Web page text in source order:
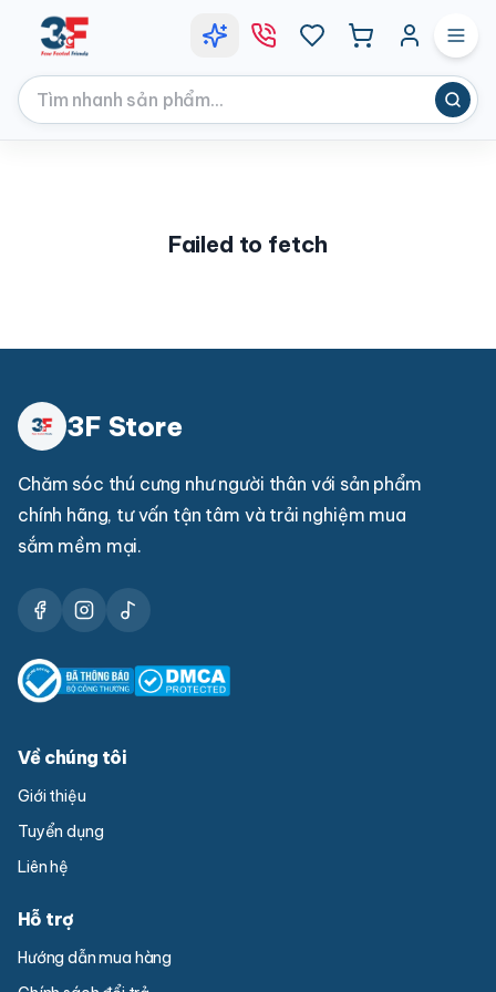
Failed to fetch
3F Store
Chăm sóc thú cưng như người thân với sản phẩm
chính hãng, tư vấn tận tâm và trải nghiệm mua
sắm mềm mại.
Về chúng tôi
Giới thiệu
Tuyển dụng
Liên hệ
Hỗ trợ
Hướng dẫn mua hàng